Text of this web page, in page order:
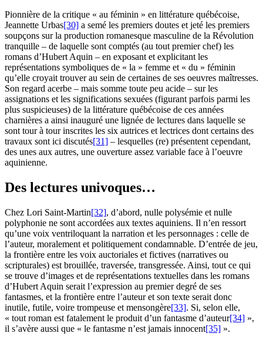
Pionnière de la critique « au féminin » en littérature québécoise,
Jeannette Urbas[30] a semé les premiers doutes et jeté les premiers
soupçons sur la production romanesque masculine de la Révolution
tranquille – de laquelle sont comptés (au tout premier chef) les
romans d’Hubert Aquin – en exposant et explicitant les
représentations symboliques de « la » femme et « du » féminin
qu’elle croyait trouver au sein de certaines de ses oeuvres maîtresses.
Son regard acerbe – mais somme toute peu acide – sur les
assignations et les significations sexuées (figurant parfois parmi les
plus suspicieuses) de la littérature québécoise de ces années
charnières a ainsi inauguré une lignée de lectures dans laquelle se
sont tour à tour inscrites les six autrices et lectrices dont certains des
travaux sont ici discutés[31] – lesquelles (re) présentent cependant,
des unes aux autres, une ouverture assez variable face à l’oeuvre
aquinienne.
Des lectures univoques…
Chez Lori Saint-Martin[32], d’abord, nulle polysémie et nulle
polyphonie ne sont accordées aux textes aquiniens. Il n’en ressort
qu’une voix ventriloquant la narration et les personnages : celle de
l’auteur, moralement et politiquement condamnable. D’entrée de jeu,
la frontière entre les voix auctoriales et fictives (narratives ou
scripturales) est brouillée, traversée, transgressée. Ainsi, tout ce qui
se trouve d’images et de représentations textuelles dans les romans
d’Hubert Aquin serait l’expression au premier degré de ses
fantasmes, et la frontière entre l’auteur et son texte serait donc
inutile, futile, voire trompeuse et mensongère[33]. Si, selon elle,
« tout roman est fatalement le produit d’un fantasme d’auteur[34] »,
il s’avère aussi que « le fantasme n’est jamais innocent[35] ».